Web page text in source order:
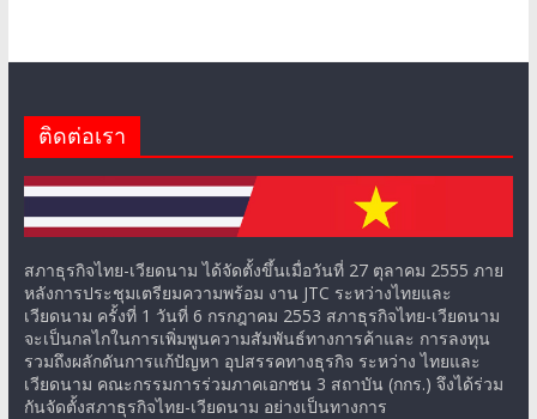
ติดต่อเรา
สภาธุรกิจไทย-เวียดนาม ได้จัดตั้งขึ้นเมื่อวันที่ 27 ตุลาคม 2555 ภาย
หลังการประชุมเตรียมความพร้อม งาน JTC ระหว่างไทยและ
เวียดนาม ครั้งที่ 1 วันที่ 6 กรกฎาคม 2553 สภาธุรกิจไทย-เวียดนาม
จะเป็นกลไกในการเพิ่มพูนความสัมพันธ์ทางการค้าและ การลงทุน
รวมถึงผลักดันการแก้ปัญหา อุปสรรคทางธุรกิจ ระหว่าง ไทยและ
เวียดนาม คณะกรรมการร่วมภาคเอกชน 3 สถาบัน (กกร.) จึงได้ร่วม
กันจัดตั้งสภาธุรกิจไทย-เวียดนาม อย่างเป็นทางการ